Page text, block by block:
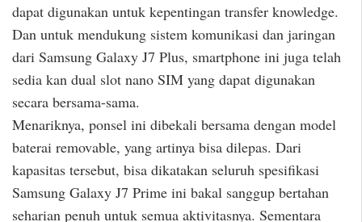
dapat digunakan untuk kepentingan transfer knowledge.
Dan untuk mendukung sistem komunikasi dan jaringan
dari Samsung Galaxy J7 Plus, smartphone ini juga telah
sedia kan dual slot nano SIM yang dapat digunakan
secara bersama-sama.
Menariknya, ponsel ini dibekali bersama dengan model
baterai removable, yang artinya bisa dilepas. Dari
kapasitas tersebut, bisa dikatakan seluruh spesifikasi
Samsung Galaxy J7 Prime ini bakal sanggup bertahan
seharian penuh untuk semua aktivitasnya. Sementara